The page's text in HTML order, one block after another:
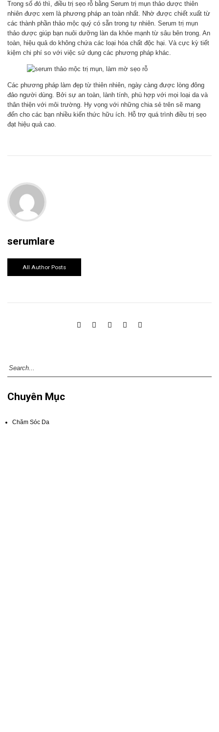
Trong số đó thì, điều trị sẹo rỗ bằng Serum trị mụn thảo dược thiên
nhiên được xem là phương pháp an toàn nhất. Nhờ được chiết xuất từ
các thành phần thảo mộc quý có sẵn trong tự nhiên. Serum trị mụn
thảo dược giúp bạn nuôi dưỡng làn da khỏe mạnh từ sâu bên trong. An
toàn, hiệu quả do không chứa các loại hóa chất độc hại. Và cực kỳ tiết
kiệm chi phí so với việc sử dụng các phương pháp khác.
Các phương pháp làm đẹp từ thiên nhiên, ngày càng được lòng đông
đảo người dùng. Bởi sự an toàn, lành tính, phù hợp với mọi loại da và
thân thiện với môi trường. Hy vọng với những chia sẻ trên sẽ mang
đến cho các bạn nhiều kiến thức hữu ích. Hỗ trợ quá trình điều trị sẹo
đạt hiệu quả cao.
serumlare
All Author Posts
Chuyên Mục
Chăm Sóc Da